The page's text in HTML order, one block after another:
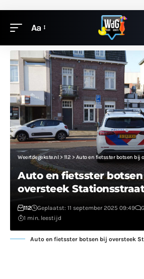
Aa
Weertdegekste.nl> 112 > Auto en fietsster botsen bij
Auto en fietsster
oversteek Stationsstraat
112 Geplaatst: 11 september 2025 09:49
1 min. leestijd
Auto en fietsster botsen bij oversteek